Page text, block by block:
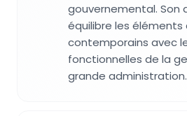
gouvernemental. Son
équilibre les
contemporains avec
fonctionnelles de la
grande administration.